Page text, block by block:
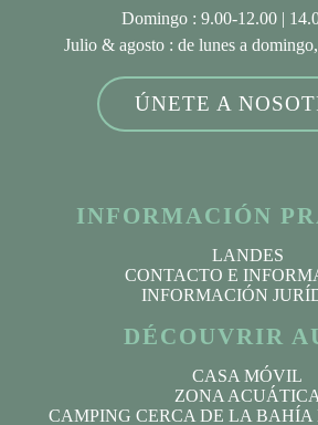
Domingo : 9.00-12.00 |
Julio & agosto : de lunes a
ÚNETE A
INFORMACIÓN
LANDES
CONTACTO E
INFORMACIÓN
DÉCOUVRIR
CASA MÓVIL
ZONA ACUÁTICA
CAMPING CERCA DE LA BAHÍA